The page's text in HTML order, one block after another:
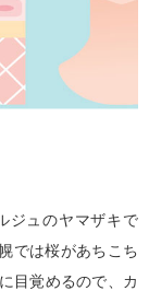
ジュのヤマザキで
では桜があちこち
目覚めるので、カ